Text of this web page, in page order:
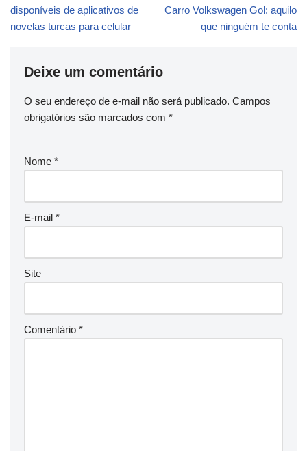
disponíveis de aplicativos de
novelas turcas para celular
Carro Volkswagen Gol: aquilo
que ninguém te conta
Deixe um comentário
O seu endereço de e-mail não será publicado. Campos
obrigatórios são marcados com *
Nome *
E-mail *
Site
Comentário *